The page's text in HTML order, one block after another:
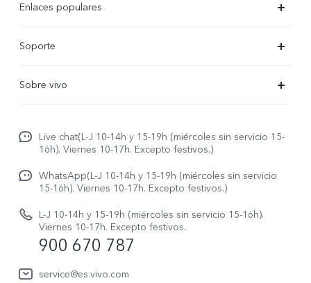
Enlaces populares
X300
V70 5G
V70 FE
Y31 5G
Soporte
Autenticación de IMEI
Gestión de reparaciones
Manual de usuario
Actualización de sistema
Actualizar registro
Instrucciones de Garantía
Sobre vivo
Netiqueta vivo
Avisos legales
Acerca de nosotros
Sostenibilidad
Centro de privacidad de vivo
Live chat(L-J 10-14h y 15-19h (miércoles sin servicio 15-
16h). Viernes 10-17h. Excepto festivos.)
WhatsApp(L-J 10-14h y 15-19h (miércoles sin servicio
15-16h). Viernes 10-17h. Excepto festivos.)
L-J 10-14h y 15-19h (miércoles sin servicio 15-16h).
Viernes 10-17h. Excepto festivos.
900 670 787
service@es.vivo.com